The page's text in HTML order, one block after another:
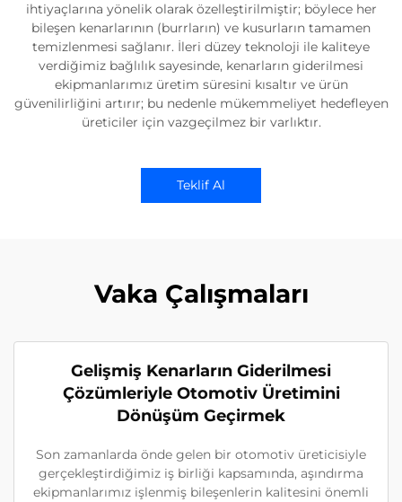
ihtiyaçlarına yönelik olarak özelleştirilmiştir; böylece her
bileşen kenarlarının (burrların) ve kusurların tamamen
temizlenmesi sağlanır. İleri düzey teknoloji ile kaliteye
verdiğimiz bağlılık sayesinde, kenarların giderilmesi
ekipmanlarımız üretim süresini kısaltır ve ürün
güvenilirliğini artırır; bu nedenle mükemmeliyet hedefleyen
üreticiler için vazgeçilmez bir varlıktır.
Teklif Al
Vaka Çalışmaları
Gelişmiş Kenarların Giderilmesi
Çözümleriyle Otomotiv Üretimini
Dönüşüm Geçirmek
Son zamanlarda önde gelen bir otomotiv üreticisiyle
gerçekleştirdiğimiz iş birliği kapsamında, aşındırma
ekipmanlarımız işlenmiş bileşenlerin kalitesini önemli